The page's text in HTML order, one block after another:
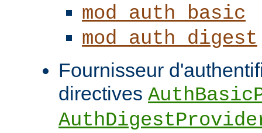
mod_auth_basic
mod_auth_digest
Fournisseur
directives